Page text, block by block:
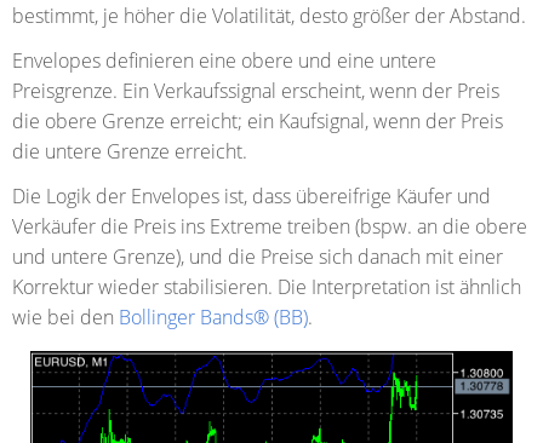
bestimmt, je höher die Volatilität, desto größer der Abstand.
Envelopes definieren eine obere und eine untere
Preisgrenze. Ein Verkaufssignal erscheint, wenn der Preis
die obere Grenze erreicht; ein Kaufsignal, wenn der Preis
die untere Grenze erreicht.
Die Logik der Envelopes ist, dass übereifrige Käufer und
Verkäufer die Preis ins Extreme treiben (bspw. an die obere
und untere Grenze), und die Preise sich danach mit einer
Korrektur wieder stabilisieren. Die Interpretation ist ähnlich
wie bei den Bollinger Bands® (BB).